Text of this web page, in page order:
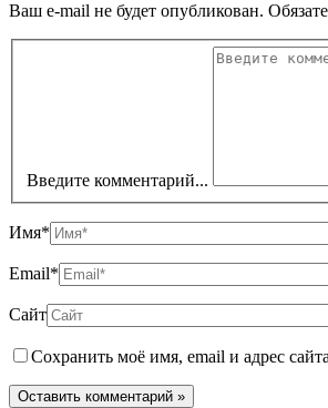
Ваш e-mail не будет опубликован.
Введите комментарий...
Имя*
Email*
Сайт
Сохранить моё имя, email и адрес